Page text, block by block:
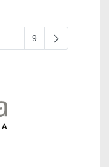
Intermediate Pages Use
Page
9